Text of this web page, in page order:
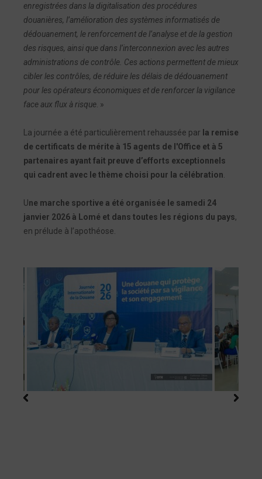
enregistrées dans la digitalisation des procédures
douanières, l’amélioration des systèmes informatisés de
dédouanement, le renforcement de l’analyse et de la gestion
des risques, ainsi que dans l’interconnexion avec les autres
administrations de contrôle. Ces actions permettent de mieux
cibler les contrôles, de réduire les délais de dédouanement
pour les opérateurs économiques et de renforcer la vigilance
face aux flux à risque. »
La journée a été particulièrement rehaussée par la remise
de certificats de mérite à 15 agents de l'Office et à 5
partenaires ayant fait preuve d’efforts exceptionnels
qui cadrent avec le thème choisi pour la célébration.
Une marche sportive a été organisée le samedi 24
janvier 2026 à Lomé et dans toutes les régions du pays,
en prélude à l’apothéose.